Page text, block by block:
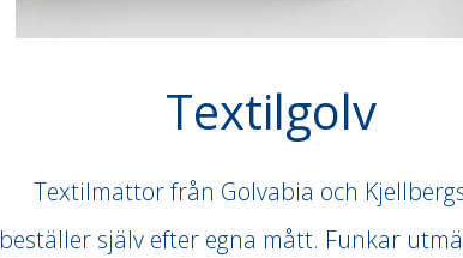
Textilgolv
Textilmattor från Golvabia och
beställer själv efter egna mått. Funkar